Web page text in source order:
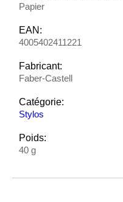
Papier
EAN:
4005402411221
Fabricant:
Faber-Castell
Catégorie:
Stylos
Poids:
40 g